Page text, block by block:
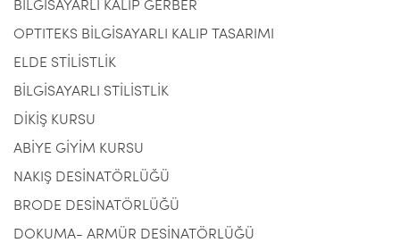
BİLGİSAYARLI KALIP GERBER
OPTITEKS BİLGİSAYARLI KALIP TASARIMI
ELDE STİLİSTLİK
BİLGİSAYARLI STİLİSTLİK
DİKİŞ KURSU
ABİYE GİYİM KURSU
NAKIŞ DESİNATÖRLÜĞÜ
BRODE DESİNATÖRLÜĞÜ
DOKUMA- ARMÜR DESİNATÖRLÜĞÜ